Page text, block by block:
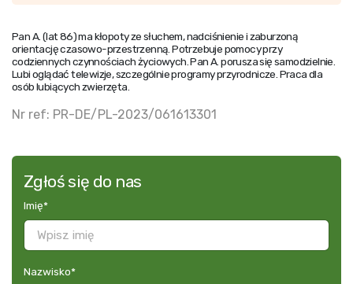
Pan A. (lat 86) ma kłopoty ze słuchem, nadciśnienie i zaburzoną
orientację czasowo-przestrzenną. Potrzebuje pomocy przy
codziennych czynnościach życiowych. Pan A. porusza się samodzielnie.
Lubi oglądać telewizje, szczególnie programy przyrodnicze. Praca dla
osób lubiących zwierzęta.
Nr ref: PR-DE/PL-2023/061613301
Zgłoś się do nas
Imię*
Nazwisko*